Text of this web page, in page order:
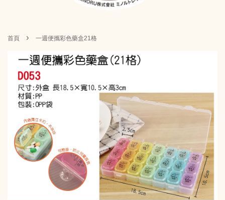
首頁 › 一週便攜彩色藥盒21格